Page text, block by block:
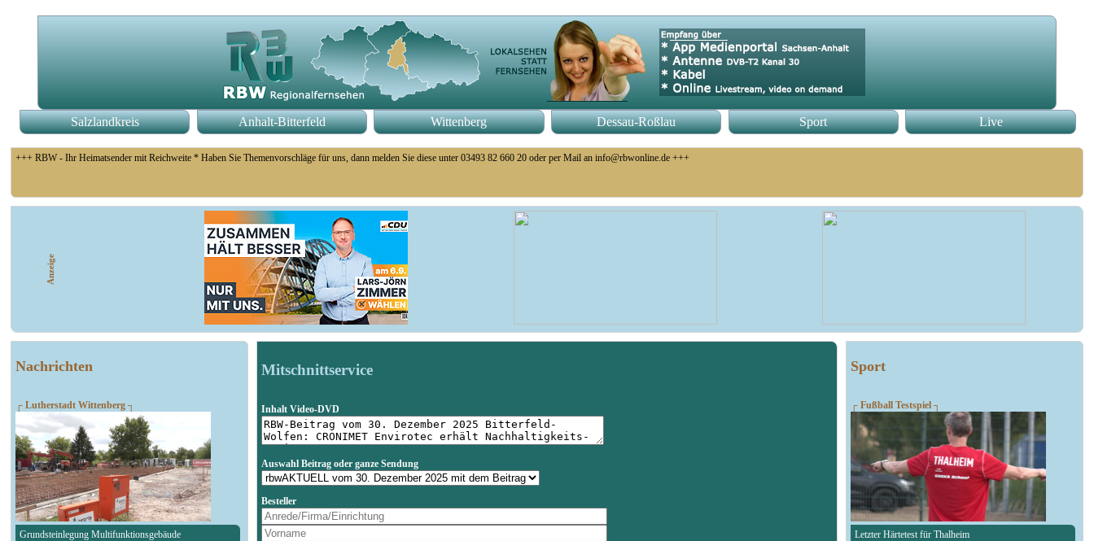
Salzlandkreis Anhalt-Bitterfeld Wittenberg Dessau-Roßlau Sport Live
+++ RBW - Ihr Heimatsender mit Reichweite * Haben Sie Themenvorschläge für uns, dann melden Sie diese unter 03493 82 660 20 oder per Mail an info@rbwonline.de +++
+++ Coswig: Die Elfähre Coswig hat wegen des geringen Wasserstands der Elbe den Betrieb eingestellt +++
Nachrichten
┌ Lutherstadt Wittenberg ┐
Grundsteinlegung Multifunktionsgebäude
Mitschnittservice
Inhalt Video-DVD
Auswahl Beitrag oder ganze Sendung
Besteller
Sport
┌ Fußball Testspiel ┐
Letzter Härtetest für Thalheim
Anzeige